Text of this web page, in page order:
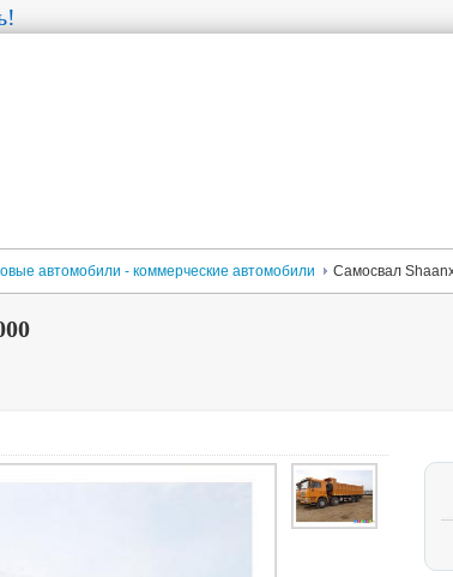
автомобили - коммерческие автомобили Самосвал